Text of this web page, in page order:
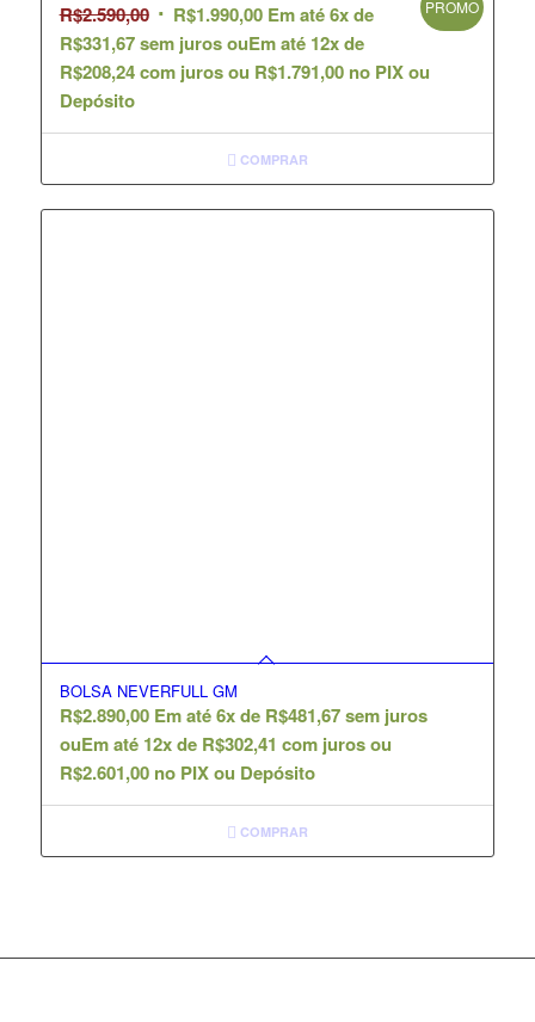
R$2.590,00 R$1.990,00 Em até 6x de
R$331,67sem juros ouEm até 12x de
R$208,24com juros ou R$1.791,00 no PIX ou
Depósito
PROMO
COMPRAR
BOLSA NEVERFULL GM
R$2.890,00 Em até 6x de R$481,67sem juros
ouEm até 12x de R$302,41 com juros ou
R$2.601,00 no PIX ou Depósito
COMPRAR